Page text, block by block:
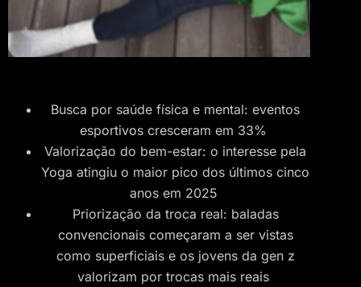
Busca por saúde física e mental: eventos
esportivos cresceram em 33%
Valorização do bem-estar: o interesse pela
Yoga atingiu o maior pico dos últimos cinco
anos em 2025
Priorização da troca real: baladas
convencionais começaram a ser vistas
como superficiais e os jovens da gen z
valorizam por trocas mais reais